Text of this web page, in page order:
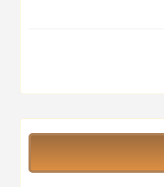
في الإسلام
أربع مرات من الرز أو البر